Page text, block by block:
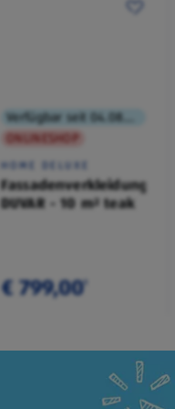
ONLINESHOP
HOME DELUXE
Fassadenverkleidung
DUVAR - 10 m² teak
€ 799,00¹